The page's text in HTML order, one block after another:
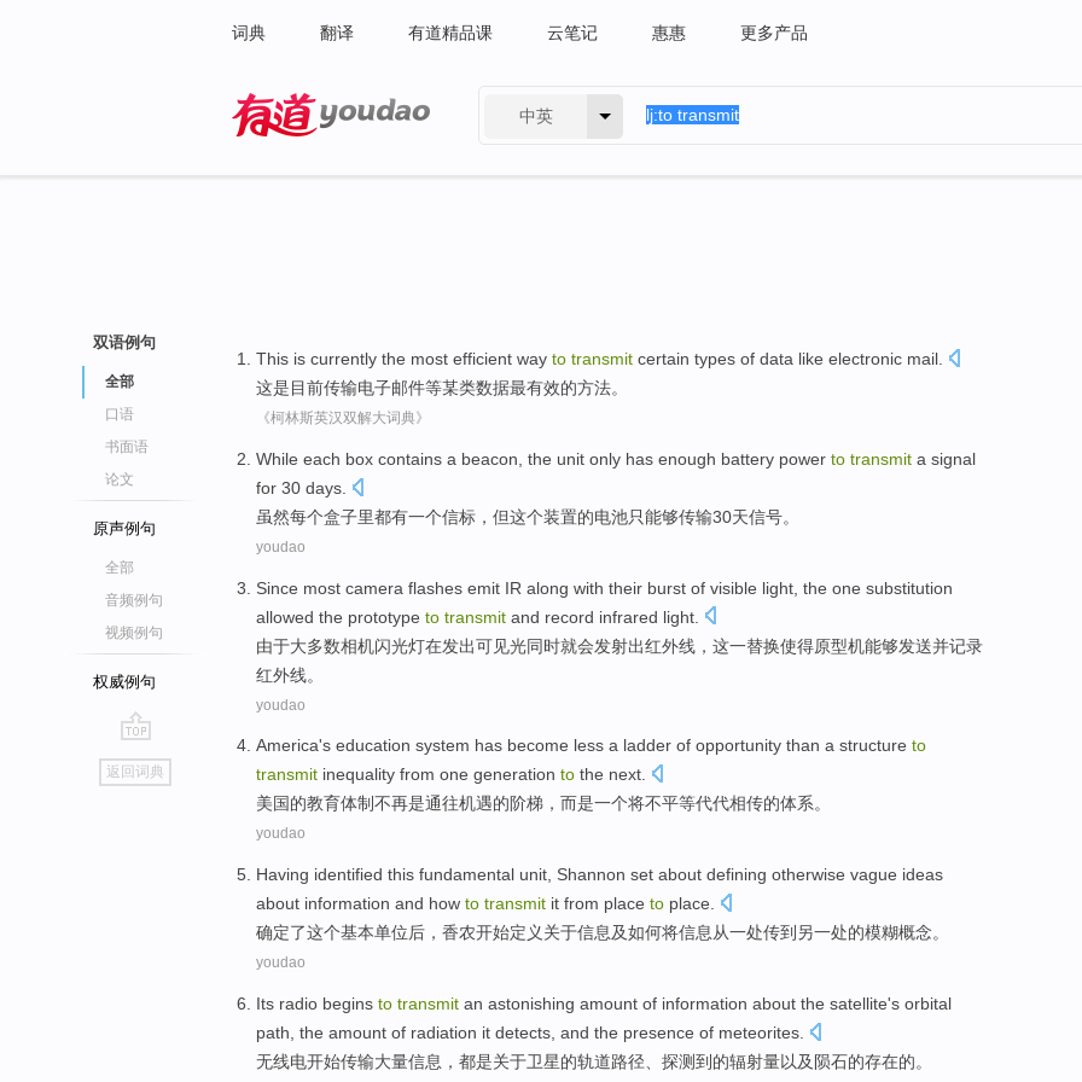
词典 翻译 有道精品课 云笔记 惠惠 更多产品
中英
双语例句
全部
口语
书面语
论文
原声例句
全部
音频例句
视频例句
权威例句
go
top
返回词典
This is currently the most efficient way to transmit certain types of data like electronic mail
这是目前传输电子邮件等某类数据最有效的方法。
《柯林斯英汉双解大词典》
While each box contains a beacon the unit only has enough battery power to transmit a signal
for 30 days
虽然每个盒子里都有一个信标 ， 但这个装置的电池只能够传输30天信号。
youdao
Since most camera flashes emit IR along with their burst of visible light, the one substitution
allowed the prototype to transmit and record infrared light.
由于大多数相机闪光灯在发出可见光同时就会发射出红外线 ， 这一替换使得原型机能够发送并记录
红外线。
youdao
America's education system has become less a ladder of opportunity than a structure to
transmit inequality from one generation to the next.
美国的教育体制不再是通往机遇的阶梯，而是一个将不平等代代相传的体系。
youdao
Having identified this fundamental unit Shannon set about defining otherwise vague ideas
about information and how to transmit it from place to place.
确定了这个基本单位后， 香农开始定义关于信息及如何将信息 从一处传到 另一处的模糊概念。
youdao
Its radio begins to transmit an astonishing amount of information about the satellite's orbital
path the amount of radiation it detects and the presence of meteorites
无线电开始传输大量信息 ，都是关于卫星的轨道路径 探测到 的辐射量以及陨石的存在的。